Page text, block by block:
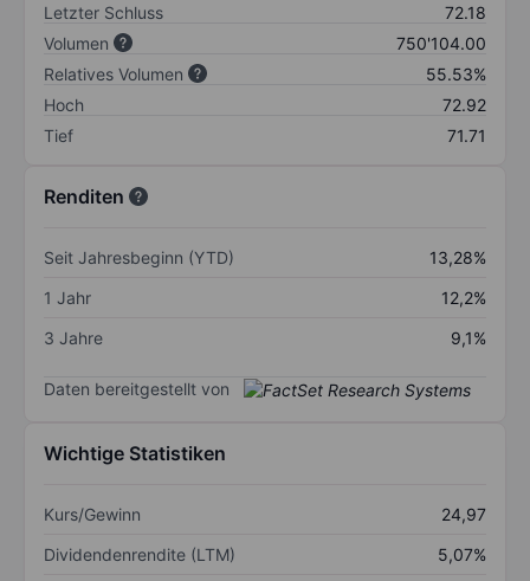
Letzter Schluss
72.18
Volumen
750'104.00
Relatives Volumen
55.53%
Hoch
72.92
Tief
71.71
Renditen
Seit Jahresbeginn (YTD)
13,28%
1 Jahr
12,2%
3 Jahre
9,1%
Daten bereitgestellt von
Wichtige Statistiken
Kurs/Gewinn
24,97
Dividendenrendite (LTM)
5,07%